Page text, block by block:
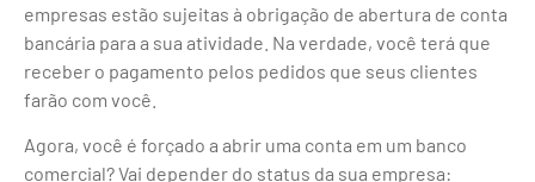
empresas estão sujeitas à obrigação de abertura de conta
bancária para a sua atividade. Na verdade, você terá que
receber o pagamento pelos pedidos que seus clientes
farão com você.
Agora, você é forçado a abrir uma conta em um banco
comercial? Vai depender do status da sua empresa: